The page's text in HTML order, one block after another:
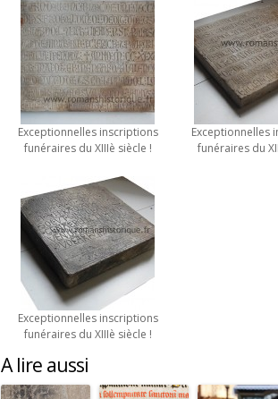
Exceptionnelles inscriptions
funéraires du XIIIè siècle !
Exceptionnelles
funéraires du
Exceptionnelles inscriptions
funéraires du XIIIè siècle !
A lire aussi